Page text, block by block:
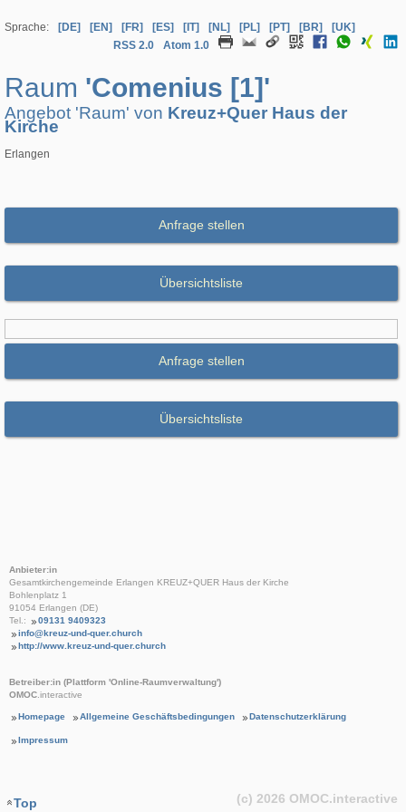
Sprache: [DE] [EN] [FR] [ES] [IT] [NL] [PL] [PT] [BR]
[UK]
RSS 2.0
Atom 1.0
Raum 'Comenius [1]'
Angebot 'Raum' von Kreuz+Quer Haus der
Kirche
Erlangen
Anfrage stellen
Übersichtsliste
Anfrage stellen
Übersichtsliste
Anbieter:in
Gesamtkirchengemeinde Erlangen KREUZ+QUER Haus der Kirche
Bohlenplatz 1
91054 Erlangen (DE)
Tel.:
09131 9409323
info@kreuz-und-quer.church
http://www.kreuz-und-quer.church
Betreiber:in (Plattform 'Online-Raumverwaltung')
OMOC.interactive
Homepage Allgemeine Geschäftsbedingungen Datenschutzerklärung
Impressum
Top (c) 2026 OMOC.interactive